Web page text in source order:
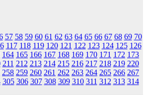
57 58 59 60 61 62 63 64 65 66 67 68 69 70
117 118 119 120 121 122 123 124 125 126
164 165 166 167 168 169 170 171 172 173
211 212 213 214 215 216 217 218 219 220
258 259 260 261 262 263 264 265 266 267
305 306 307 308 309 310 311 312 313 314